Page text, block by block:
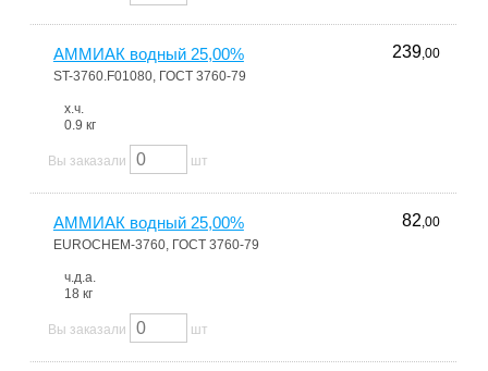
АММИАК водный 25,00%
ST-3760.F01080, ГОСТ 3760-79
х.ч.
0.9 кг
239,00
Вы заказали шт
АММИАК водный 25,00%
EUROCHEM-3760, ГОСТ 3760-79
ч.д.а.
18 кг
82,00
Вы заказали шт